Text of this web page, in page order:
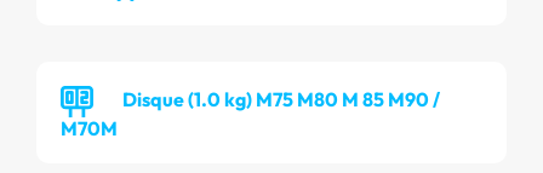
Disque (1.0 kg) M75 M80 M 85 M90 /
M70M